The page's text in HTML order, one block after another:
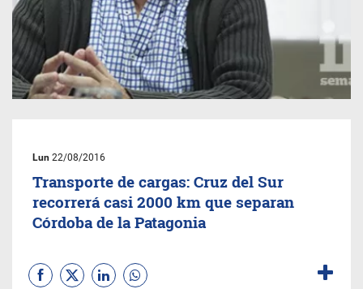
Lun 22/08/2016
Transporte de cargas: Cruz del Sur
recorrerá casi 2000 km que separan
Córdoba de la Patagonia